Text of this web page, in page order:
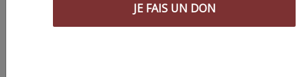
JE FAIS UN DON